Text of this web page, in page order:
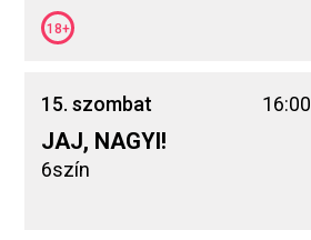
18+
15. szombat 16:00
JAJ, NAGYI!
6szín